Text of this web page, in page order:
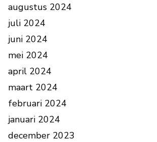
augustus 2024
juli 2024
juni 2024
mei 2024
april 2024
maart 2024
februari 2024
januari 2024
december 2023